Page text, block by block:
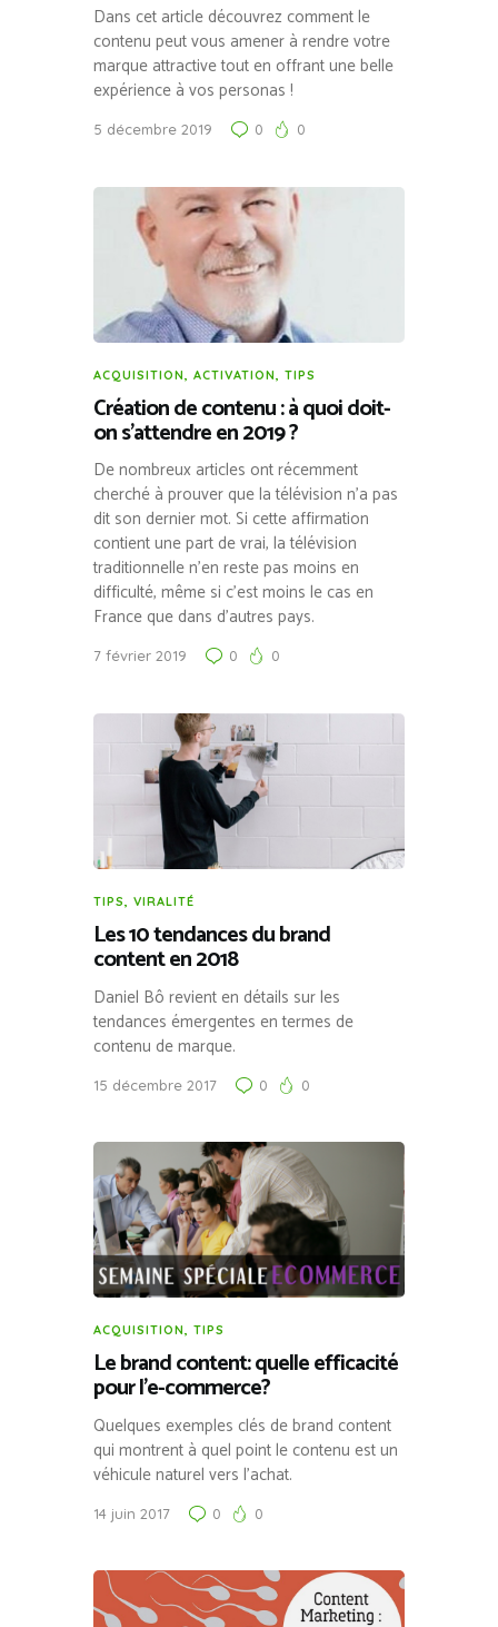
Dans cet article découvrez comment le
contenu peut vous amener à rendre votre
marque attractive tout en offrant une belle
expérience à vos personas !
5 décembre 2019 0 0
ACQUISITION ACTIVATION TIPS
Création de contenu : à quoi doit-
on s’attendre en 2019 ?
De nombreux articles ont récemment
cherché à prouver que la télévision n’a pas
dit son dernier mot. Si cette affirmation
contient une part de vrai, la télévision
traditionnelle n’en reste pas moins en
difficulté, même si c’est moins le cas en
France que dans d’autres pays.
7 février 2019 0 0
TIPS VIRALITÉ
Les 10 tendances du brand
content en 2018
Daniel Bô revient en détails sur les
tendances émergentes en termes de
contenu de marque.
15 décembre 2017 0 0
ACQUISITION, TIPS
Le brand content: quelle efficacité
pour l’e-commerce?
Quelques exemples clés de brand content
qui montrent à quel point le contenu est un
véhicule naturel vers l’achat.
14 juin 2017 0 0